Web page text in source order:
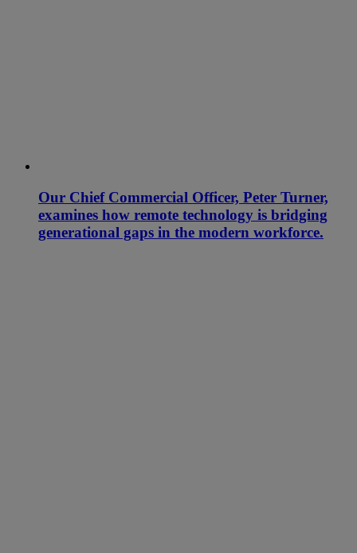
Our Chief Commercial Officer, Peter Turner,
examines how remote technology is bridging
generational gaps in the modern workforce.